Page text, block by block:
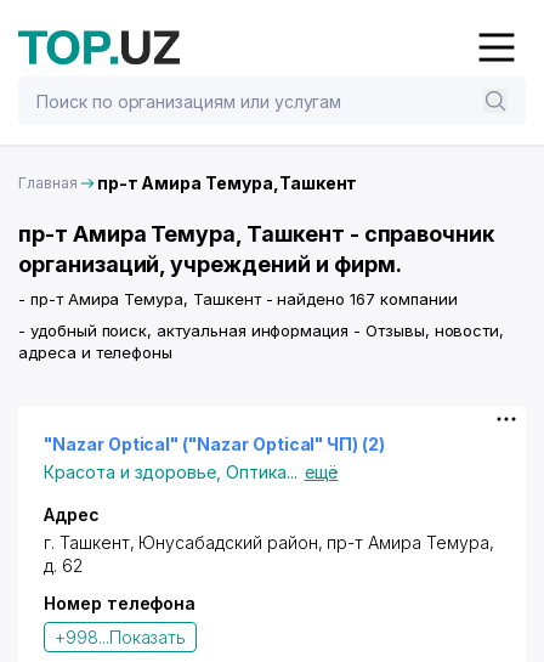
Главная пр-т Амира Темура,Ташкент
пр-т Амира Темура, Ташкент - справочник
организаций, учреждений и фирм.
- пр-т Амира Темура, Ташкент - найдено 167 компании
- удобный поиск, актуальная информация - Отзывы, новости,
адреса и телефоны
"Nazar Optical" ("Nazar Optical" ЧП) (2)
Красота и здоровье ,Оптика... ещё
Адрес
г. Ташкент, Юнусабадский район, пр-т Амира Темура,
д. 62
Номер телефона
+998...Показать